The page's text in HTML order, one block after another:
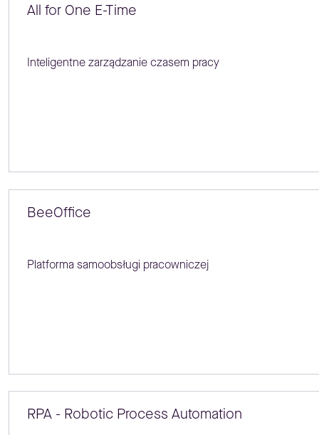
All for One E-Time
Inteligentne zarządzanie czasem pracy
BeeOffice
Platforma samoobsługi pracowniczej
RPA - Robotic Process Automation